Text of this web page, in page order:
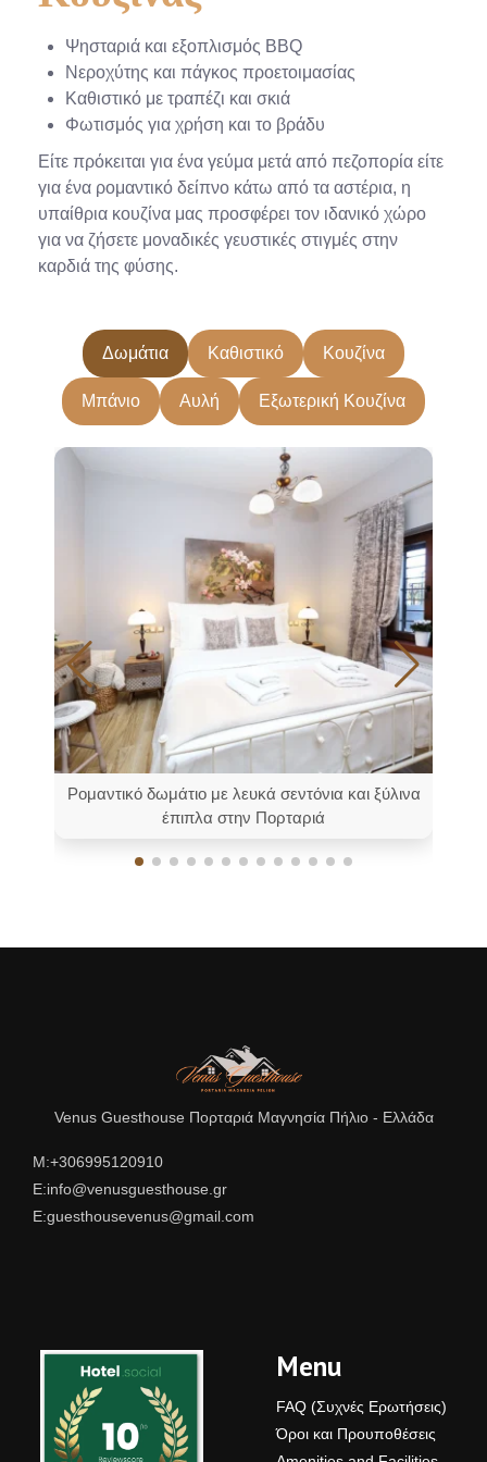
Ψησταριά και εξοπλισμός BBQ
Νεροχύτης και πάγκος προετοιμασίας
Καθιστικό με τραπέζι και σκιά
Φωτισμός για χρήση και το βράδυ
Είτε πρόκειται για ένα γεύμα μετά από πεζοπορία είτε
για ένα ρομαντικό δείπνο κάτω από τα αστέρια, η
υπαίθρια κουζίνα μας προσφέρει τον ιδανικό χώρο
για να ζήσετε μοναδικές γευστικές στιγμές στην
καρδιά της φύσης.
Δωμάτια Καθιστικό Κουζίνα
Μπάνιο Αυλή Εξωτερική Κουζίνα
Ρομαντικό δωμάτιο με λευκά σεντόνια και ξύλινα
έπιπλα στην Πορταριά
Venus Guesthouse Πορταριά Μαγνησία Πήλιο - Ελλάδα
Μ:+306995120910
E:info@venusguesthouse.gr
E:guesthousevenus@gmail.com
Menu
FAQ (Συχνές Ερωτήσεις)
Όροι και Προυποθέσεις